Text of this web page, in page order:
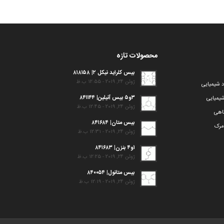
شیمیایی
مرک
محصولات تازه
بیس کلراید نیکل ۲| ۸۱۸۱۵۸
ژوئن 24, 2019 - 12:55 ب.ظ
۳و۵ بیس آنیلین| ۸۴۱۱۴۴
ژوئن 24, 2019 - 12:45 ب.ظ
بیس متان| ۸۴۱۶۸۴
ژوئن 24, 2019 - 12:31 ب.ظ
۱و۴ بنزن| ۸۴۱۶۸۳
ژوئن 24, 2019 - 12:25 ب.ظ
بیس متانول| ۸۴۰۰۵۴
ژوئن 24, 2019 - 12:19 ب.ظ